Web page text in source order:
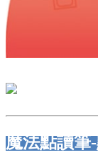
魔法點讀筆